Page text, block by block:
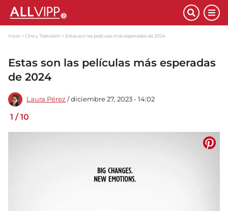
Inicio Cine y Televisión Estas son las películas más esperadas de 2024
Estas son las películas más esperadas
de 2024
Laura Pérez / diciembre 27, 2023 - 14:02
1 /10